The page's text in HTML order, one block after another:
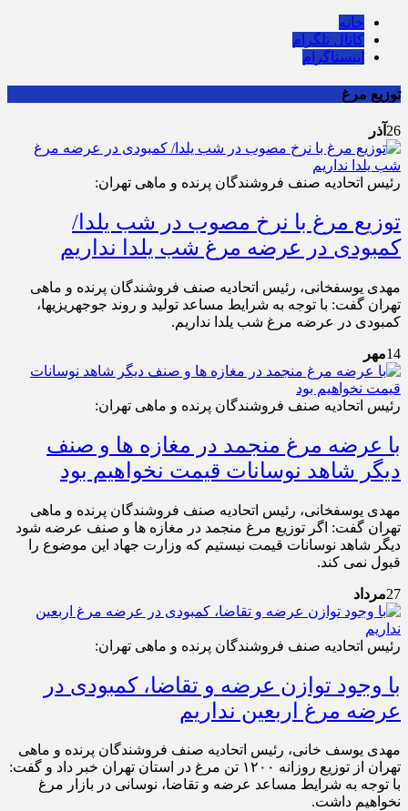
خانه
کانال تلگرام
اینستاگرام
توزیع مرغ
26 آذر
رئیس اتحادیه صنف فروشندگان پرنده و ماهی تهران:
توزیع مرغ با نرخ مصوب در شب یلدا/
کمبودی در عرضه مرغ شب یلدا نداریم
مهدی یوسف‎خانی، رئیس اتحادیه صنف فروشندگان پرنده و ماهی
تهران گفت: با توجه به شرایط مساعد تولید و روند جوجه‎ریزی‎ها،
کمبودی در عرضه مرغ شب یلدا نداریم.
14مهر
رئیس اتحادیه صنف فروشندگان پرنده و ماهی تهران:
با عرضه مرغ منجمد در مغازه ها و صنف
دیگر شاهد نوسانات قیمت نخواهیم بود
مهدی یوسف‎خانی، رئیس اتحادیه صنف فروشندگان پرنده و ماهی
تهران گفت: اگر توزیع مرغ منجمد در مغازه ها و صنف عرضه شود
دیگر شاهد نوسانات قیمت نیستیم که وزارت جهاد این موضوع را
قبول نمی کند.
27مرداد
رئیس اتحادیه صنف فروشندگان پرنده و ماهی تهران:
با وجود توازن عرضه و تقاضا، کمبودی در
عرضه مرغ اربعین نداریم
مهدی یوسف خانی، رئیس اتحادیه صنف فروشندگان پرنده و ماهی
تهران از توزیع روزانه ۱۲۰۰ تن مرغ در استان تهران خبر داد و گفت:
با توجه به شرایط مساعد عرضه و تقاضا، نوسانی در بازار مرغ
نخواهیم داشت.